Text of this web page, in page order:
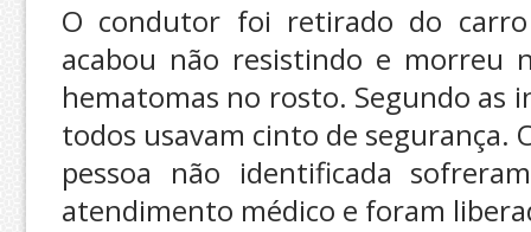
O condutor foi retirado do
acabou não resistindo e morreu
hematomas no rosto. Segundo as
todos usavam cinto de
pessoa não identificada
atendimento médico e foram